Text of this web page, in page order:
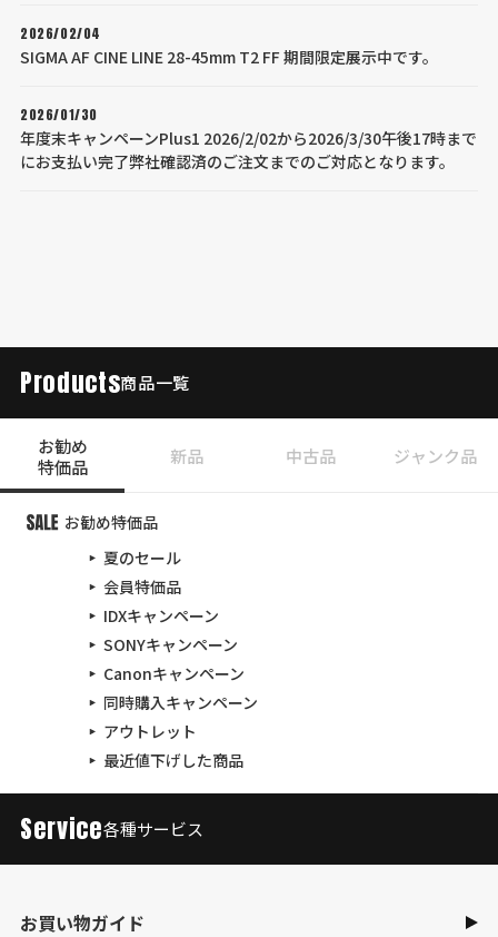
2026/02/04
SIGMA AF CINE LINE 28-45mm T2 FF 期間限定展示中です。
2026/01/30
年度末キャンペーンPlus1 2026/2/02から2026/3/30午後17時まで
にお支払い完了弊社確認済のご注文までのご対応となります。
Products商品一覧
お勧め
特価品
新品 中古品 ジャンク品
お勧め特価品
夏のセール
会員特価品
IDXキャンペーン
SONYキャンペーン
Canonキャンペーン
同時購入キャンペーン
アウトレット
最近値下げした商品
Service各種サービス
お買い物ガイド